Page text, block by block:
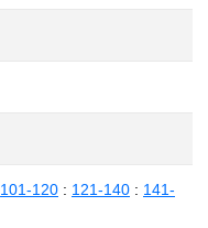
101-120 : 121-140 : 141-